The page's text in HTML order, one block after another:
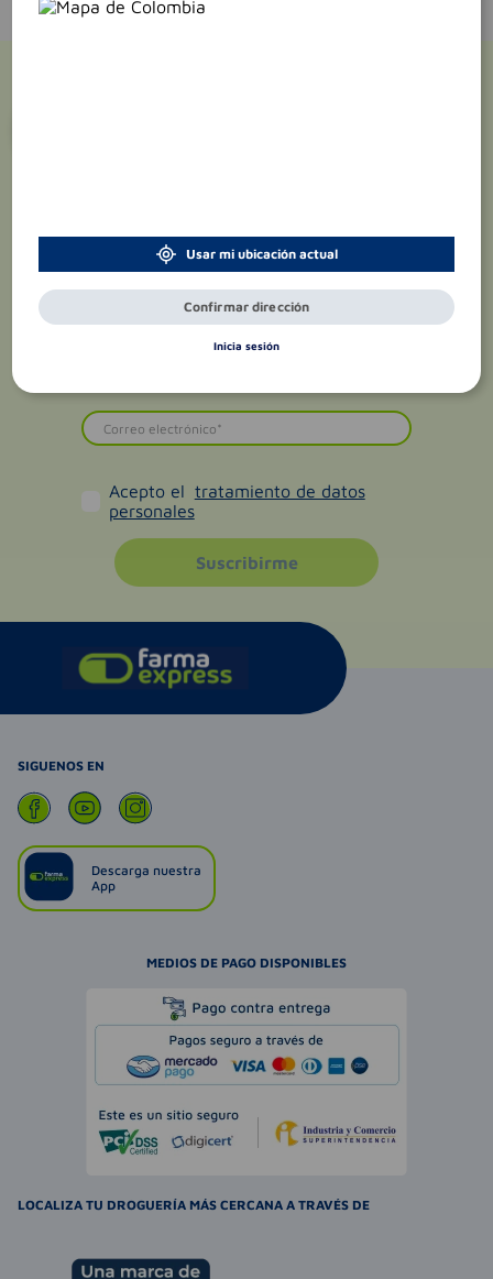
Acepto el tratamiento de datos
personales
Suscribirme
SIGUENOS EN
Descarga nuestra
App
MEDIOS DE PAGO DISPONIBLES
LOCALIZA TU DROGUERÍA MÁS CERCANA A TRAVÉS DE
Usar mi ubicación actual
Confirmar dirección
Inicia sesión